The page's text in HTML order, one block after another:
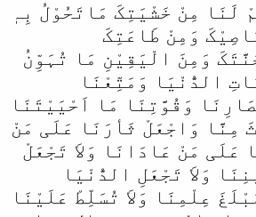
لَنَا مِنْ خَشْیَتِکَ مَاتَحُوْلُ بِہٖ
وَمِنْ طَاعَتِکَ
وَمِنَ الْیَقِیْنِ مَا تُہَوِّنُ
الدُّنْیَا وَمَتِّعْنَا
وَقُوَّتِنَا مَا اَحْیَیْتَنَا
مِنَّا وَاجْعَلْ ثَأرَنَا عَلَی مَنْ
عَلَی مَنْ عَادَانَا وَلاَ تَجْعَلْ
وَلاَ تَجْعَلِ الدُّنْیَا
عِلْمِنَا وَلاَ تُسَلِّطْ عَلَیْنَا